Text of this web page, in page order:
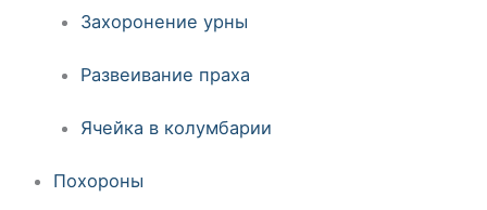
Захоронение урны
Развеивание праха
Ячейка в колумбарии
Похороны